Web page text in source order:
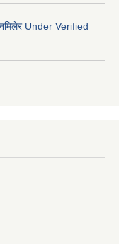
नमिलेर Under Verified